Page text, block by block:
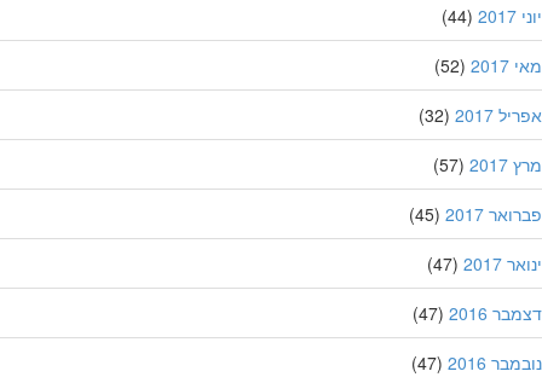
(44)
(52)
2017
(32)
(57)
2017
(45)
2017
(47)
2016
(47)
2016
(47)